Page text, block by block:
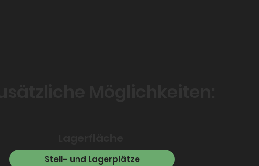
Stell- und Lagerplätze